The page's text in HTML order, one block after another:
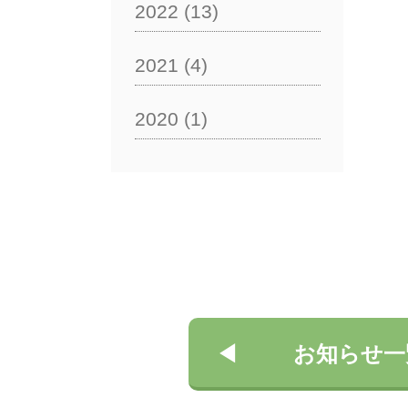
2022 (13)
2021 (4)
2020 (1)
お知らせ